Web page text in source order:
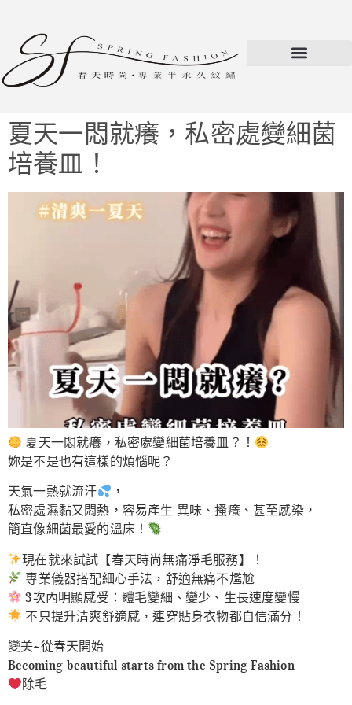
夏天一悶就癢，私密處變細菌
培養皿！
夏天一悶就癢，私密處變細菌培養皿？！
妳是不是也有這樣的煩惱呢？
天氣一熱就流汗
，
私密處濕黏又悶熱，容易產生 異味、搔癢、甚至感染，
簡直像細菌最愛的溫床！
現在就來試試【春天時尚無痛淨毛服務】！
專業儀器搭配細心手法，舒適無痛不尷尬
3次內明顯感受：體毛變細、變少、生長速度變慢
不只提升清爽舒適感，連穿貼身衣物都自信滿分！
變美~從春天開始
Becoming beautiful starts from the Spring Fashion
除毛